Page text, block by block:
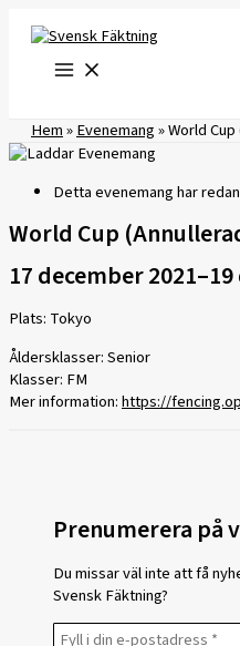
innehåll
Hem»Evenemang»World
Detta evenemang har
World Cup
17 december 2021–
Plats: Tokyo
Åldersklasser: Senior
Klasser: FM
Mer information:https://
Prenumerera på
Du missar väl inte att få
Svensk Fäktning?